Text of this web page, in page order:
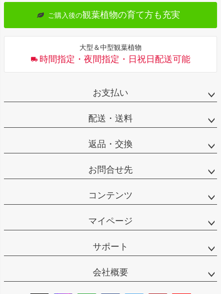
ご購入後の観葉植物の育て方も充実
大型＆中型観葉植物
時間指定・夜間指定・日祝日配送可能
お支払い
配送・送料
返品・交換
お問合せ先
コンテンツ
マイページ
サポート
会社概要